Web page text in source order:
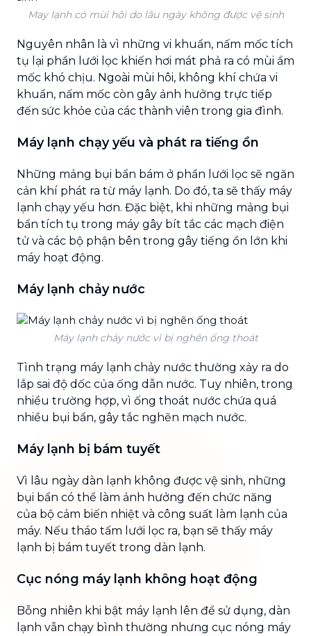
May lạnh có mùi hôi do lâu ngày không được vệ sinh
Nguyên nhân là vì những vi khuẩn, nấm mốc tích
tụ lại phần lưới lọc khiến hơi mát phả ra có mùi ẩm
mốc khó chịu. Ngoài mùi hôi, không khí chứa vi
khuẩn, nấm mốc còn gây ảnh hưởng trực tiếp
đến sức khỏe của các thành viên trong gia đình.
Máy lạnh chạy yếu và phát ra tiếng ồn
Những mảng bụi bẩn bám ở phần lưới lọc sẽ ngăn
cản khí phát ra từ máy lạnh. Do đó, ta sẽ thấy máy
lạnh chạy yếu hơn. Đặc biệt, khi những mảng bụi
bẩn tích tụ trong máy gây bít tắc các mạch điện
tử và các bộ phận bên trong gây tiếng ồn lớn khi
máy hoạt động.
Máy lạnh chảy nước
Máy lạnh chảy nước vì bị nghẽn ống thoát
Tình trạng máy lạnh chảy nước thường xảy ra do
lắp sai độ dốc của ống dẫn nước. Tuy nhiên, trong
nhiều trường hợp, vì ống thoát nước chứa quá
nhiều bụi bẩn, gây tắc nghẽn mạch nước.
Máy lạnh bị bám tuyết
Vì lâu ngày dàn lạnh không được vệ sinh, những
bụi bẩn có thể làm ảnh hưởng đến chức năng
của bộ cảm biến nhiệt và công suất làm lạnh của
máy. Nếu tháo tấm lưới lọc ra, bạn sẽ thấy máy
lạnh bị bám tuyết trong dàn lạnh.
Cục nóng máy lạnh không hoạt động
Bỗng nhiên khi bật máy lạnh lên để sử dụng, dàn
lạnh vẫn chạy bình thường nhưng cục nóng máy